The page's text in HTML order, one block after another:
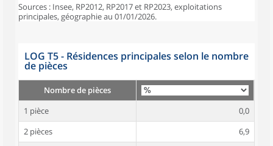
Sources : Insee, RP2012, RP2017 et RP2023, exploitations
principales, géographie au 01/01/2026.
LOG T5 - Résidences principales selon le nombre
de pièces
Nombre de pièces
1 pièce
0,0
2 pièces
6,9